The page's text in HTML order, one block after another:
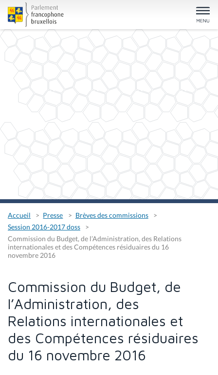
Accueil Presse
Brèves des commissions
Session 2016-2017 doss
Commission du Budget, de l’Administration, des Relations
internationales et des Compétences résiduaires du 16
novembre 2016
Commission du Budget, de
l’Administration, des
Relations internationales et
des Compétences résiduaires
du 16 novembre 2016